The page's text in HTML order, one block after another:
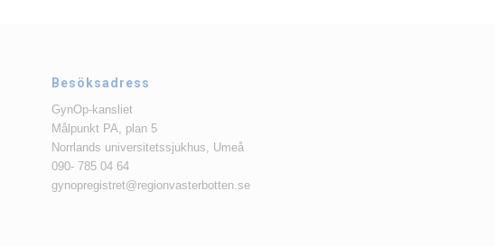
Besöksadress
GynOp-kansliet
Målpunkt PA, plan 5
Norrlands universitetssjukhus, Umeå
090- 785 04 64
gynopregistret@regionvasterbotten.se